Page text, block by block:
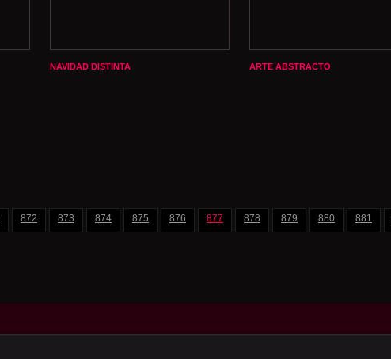
NAVIDAD DISTINTA ARTE ABSTRACTO
872 873 874 875 876 877 878 879 880 881